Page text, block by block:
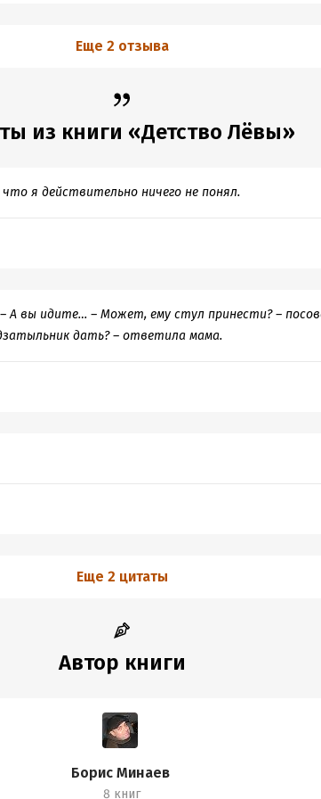
занятости, которая у всех нас когда-то была. А у
Еще 2 отзыва
из книги «Детство Лёвы»
я действительно ничего не понял.
А вы идите… – Может, ему стул принести? –
дать? – ответила мама.
Еще 2 цитаты
Автор книги
Борис Минаев
8 книг